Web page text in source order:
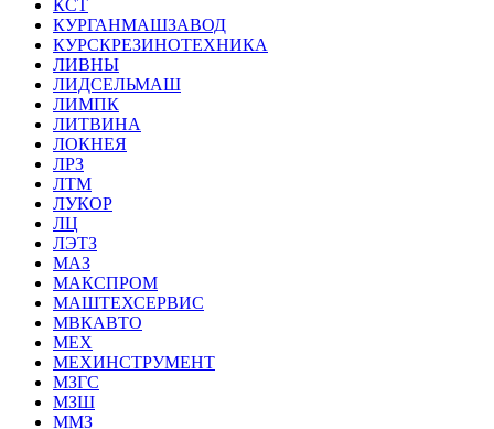
КСТ
КУРГАНМАШЗАВОД
КУРСКРЕЗИНОТЕХНИКА
ЛИВНЫ
ЛИДСЕЛЬМАШ
ЛИМПК
ЛИТВИНА
ЛОКНЕЯ
ЛРЗ
ЛТМ
ЛУКОР
ЛЦ
ЛЭТЗ
МАЗ
МАКСПРОМ
МАШТЕХСЕРВИС
МВКАВТО
МЕХ
МЕХИНСТРУМЕНТ
МЗГС
МЗШ
ММЗ